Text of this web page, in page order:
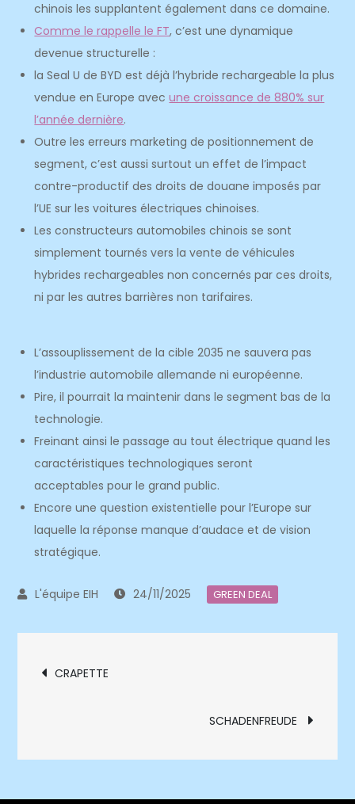
chinois les supplantent également dans ce domaine.
Comme le rappelle le FT, c’est une dynamique
devenue structurelle :
la Seal U de BYD est déjà l’hybride rechargeable la plus
vendue en Europe avecune croissance de 880% sur
l’année dernière.
Outre les erreurs marketing de positionnement de
segment, c’est aussi surtout un effet de l’impact
contre-productif des droits de douane imposés par
l’UE sur les voitures électriques chinoises.
Les constructeurs automobiles chinois se sont
simplement tournés vers la vente de véhicules
hybrides rechargeables non concernés par ces droits,
ni par les autres barrières non tarifaires.
L’assouplissement de la cible 2035 ne sauvera pas
l’industrie automobile allemande ni européenne.
Pire, il pourrait la maintenir dans le segment bas de la
technologie.
Freinant ainsi le passage au tout électrique quand les
caractéristiques technologiques seront
acceptables pour le grand public.
Encore une question existentielle pour l’Europe sur
laquelle la réponse manque d’audace et de vision
stratégique.
24/11/2025 GREEN DEAL
Navigation
l’article
CRAPETTE
SCHADENFREUDE